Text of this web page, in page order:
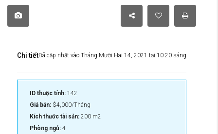
Chi tiếtĐã cập nhật vào Tháng Mười Hai 14, 2021 tại 10:20 sáng
ID thuộc tính: 142
Giá bán: $4,000/Tháng
Kích thước tài sản: 200 m2
Phòng ngủ: 4